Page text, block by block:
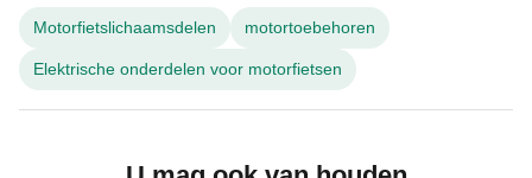
Motorfietslichaamsdelen motortoebehoren
Elektrische onderdelen voor motorfietsen